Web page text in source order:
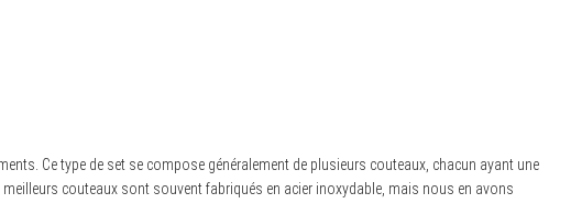
Ce type de set se compose généralement de plusieurs couteaux, chacun ayant une
couteaux sont souvent fabriqués en acier inoxydable, mais nous en avons